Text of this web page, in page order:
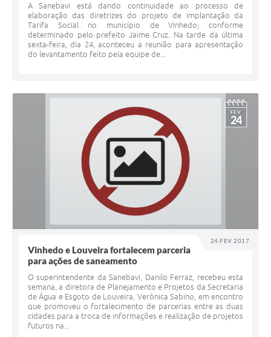
A Sanebavi está dando continuidade ao processo de
elaboração das diretrizes do projeto de implantação da
Tarifa Social no município de Vinhedo, conforme
determinado pelo prefeito Jaime Cruz. Na tarde da última
sexta-feira, dia 24, aconteceu a reunião para apresentação
do levantamento feito pela equipe de...
24 FEV 2017
FEV
24
Vinhedo e Louveira fortalecem parceria
para ações de saneamento
O superintendente da Sanebavi, Danilo Ferraz, recebeu esta
semana, a diretora de Planejamento e Projetos da Secretaria
de Água e Esgoto de Louveira, Verônica Sabino, em encontro
que promoveu o fortalecimento de parcerias entre as duas
cidades para a troca de informações e realização de projetos
futuros na...